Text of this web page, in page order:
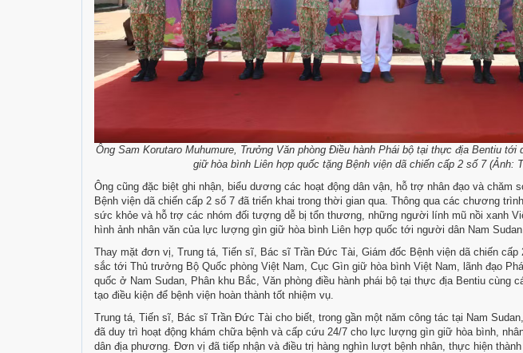
Ông Sam Korutaro Muhumure, Trưởng Văn phòng Điều hành Phái bộ tại thực địa Bentiu
giữ hòa bình Liên hợp quốc tặng Bệnh viện dã chiến cấp 2 số 7 (Ảnh:
Ông cũng đặc biệt ghi nhận, biểu dương các hoạt động dân vận, hỗ trợ nhân đạo và chăm
Bệnh viện dã chiến cấp 2 số 7 đã triển khai trong thời gian qua. Thông qua các chương
sức khỏe và hỗ trợ các nhóm đối tượng dễ bị tổn thương, những người lính mũ nồi xanh
hình ảnh nhân văn của lực lượng gìn giữ hòa bình Liên hợp quốc tới người dân Nam Sudan.
Thay mặt đơn vị, Trung tá, Tiến sĩ, Bác sĩ Trần Đức Tài, Giám đốc Bệnh viện dã chiến cấp
sắc tới Thủ trưởng Bộ Quốc phòng Việt Nam, Cục Gìn giữ hòa bình Việt Nam, lãnh đạo
quốc ở Nam Sudan, Phân khu Bắc, Văn phòng điều hành phái bộ tại thực địa Bentiu cùng
tạo điều kiện để bệnh viện hoàn thành tốt nhiệm vụ.
Trung tá, Tiến sĩ, Bác sĩ Trần Đức Tài cho biết, trong gần một năm công tác tại Nam
đã duy trì hoạt động khám chữa bệnh và cấp cứu 24/7 cho lực lượng gìn giữ hòa bình,
dân địa phương. Đơn vị đã tiếp nhận và điều trị hàng nghìn lượt bệnh nhân, thực hiện